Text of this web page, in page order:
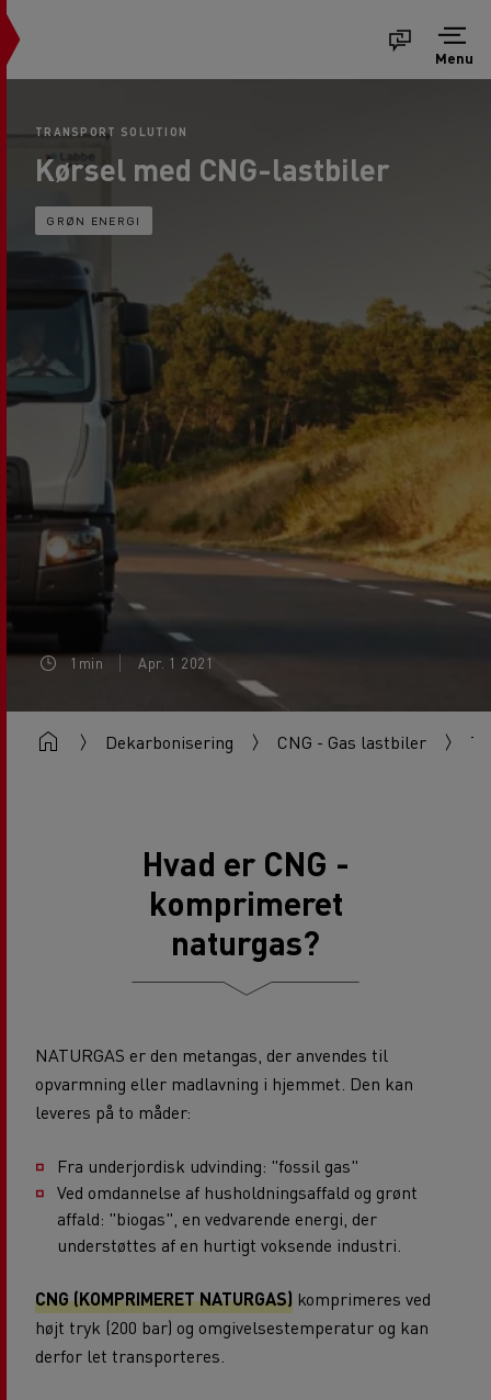
Menu
TRANSPORT SOLUTION
Kørsel med CNG-lastbiler
GRØN ENERGI
1min Apr. 1 2021
Dekarbonisering CNG - Gas lastbiler
Hvad er CNG -
komprimeret
naturgas?
NATURGAS er den metangas, der anvendes til
opvarmning eller madlavning i hjemmet. Den kan
leveres på to måder:
Fra underjordisk udvinding: "fossil gas"
Ved omdannelse af husholdningsaffald og grønt
affald: "biogas", en vedvarende energi, der
understøttes af en hurtigt voksende industri.
CNG (KOMPRIMERET NATURGAS) komprimeres ved
højt tryk (200 bar) og omgivelsestemperatur og kan
derfor let transporteres.